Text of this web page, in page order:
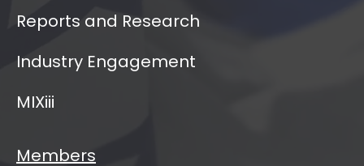
Reports and Research
Industry Engagement
MIXiii
Members